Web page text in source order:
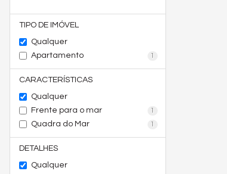
TIPO DE IMÓVEL
Qualquer
Apartamento
1
CARACTERÍSTICAS
Qualquer
Frente para o mar
1
Quadra do Mar 1
DETALHES
Qualquer